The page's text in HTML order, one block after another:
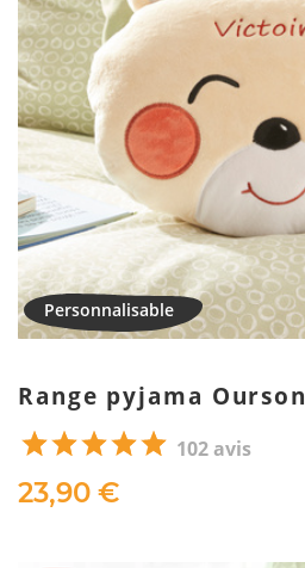
Range pyjama Ourson
102 avis
23,90 €